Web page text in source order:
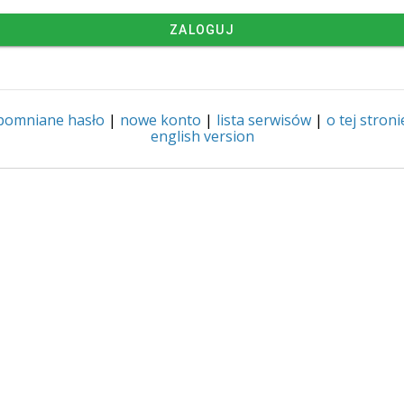
ZALOGUJ
hasło | nowe konto | lista serwisów | o tej
english version